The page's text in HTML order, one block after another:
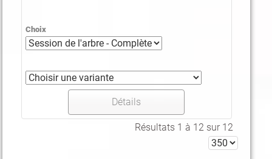
Choix
Détails
Résultats 1 à 12 sur 12